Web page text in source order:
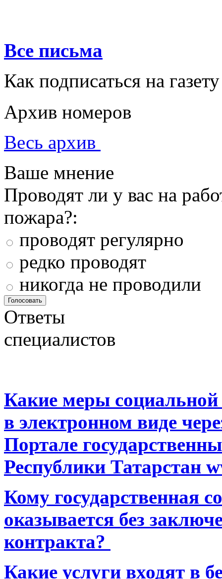
Все письма
Как подписаться на газету
Архив номеров
Весь архив
Ваше мнение
Проводят ли у вас на
пожара?:
проводят регулярно
редко проводят
никогда не проводили
Ответы
специалистов
Какие меры
в электронном виде
Портале
Республики Татарстан
Кому государственная
оказывается без
контракта?
Какие услуги входят в